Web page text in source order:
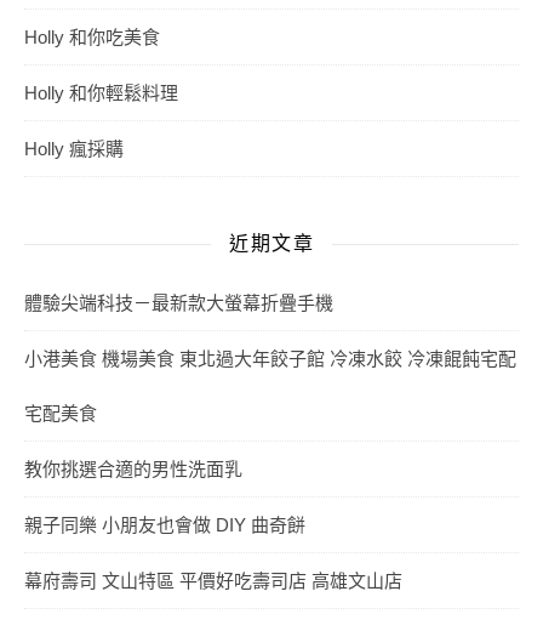
Holly 和你吃美食
Holly 和你輕鬆料理
Holly 瘋採購
近期文章
體驗尖端科技－最新款大螢幕折疊手機
小港美食 機場美食 東北過大年餃子館 冷凍水餃 冷凍餛飩宅配
宅配美食
教你挑選合適的男性洗面乳
親子同樂 小朋友也會做 DIY 曲奇餅
幕府壽司 文山特區 平價好吃壽司店 高雄文山店